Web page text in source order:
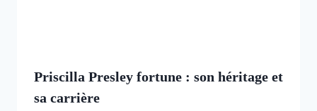
Priscilla Presley fortune : son héritage et
sa carrière